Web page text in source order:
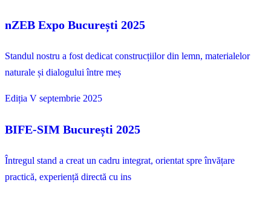
nZEB Expo București 2025
Standul nostru a fost dedicat construcțiilor din lemn, materialelor
naturale și dialogului între meș
Ediția V septembrie 2025
BIFE-SIM București 2025
Întregul stand a creat un cadru integrat, orientat spre învățare
practică, experiență directă cu ins